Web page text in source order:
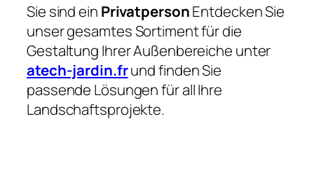
Sie sind ein PrivatpersonEntdecken Sie
unser gesamtes Sortiment für die
Gestaltung Ihrer Außenbereiche unter
atech-jardin.frund finden Sie
passende Lösungen für all Ihre
Landschaftsprojekte.